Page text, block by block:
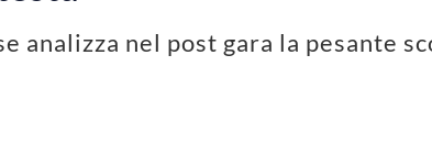
analizza nel post gara la pesante